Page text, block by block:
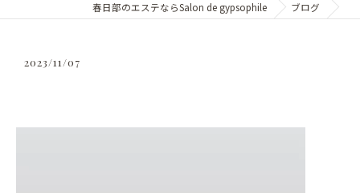
春日部のエステならSalon de gypsophile ブログ
2023/11/07